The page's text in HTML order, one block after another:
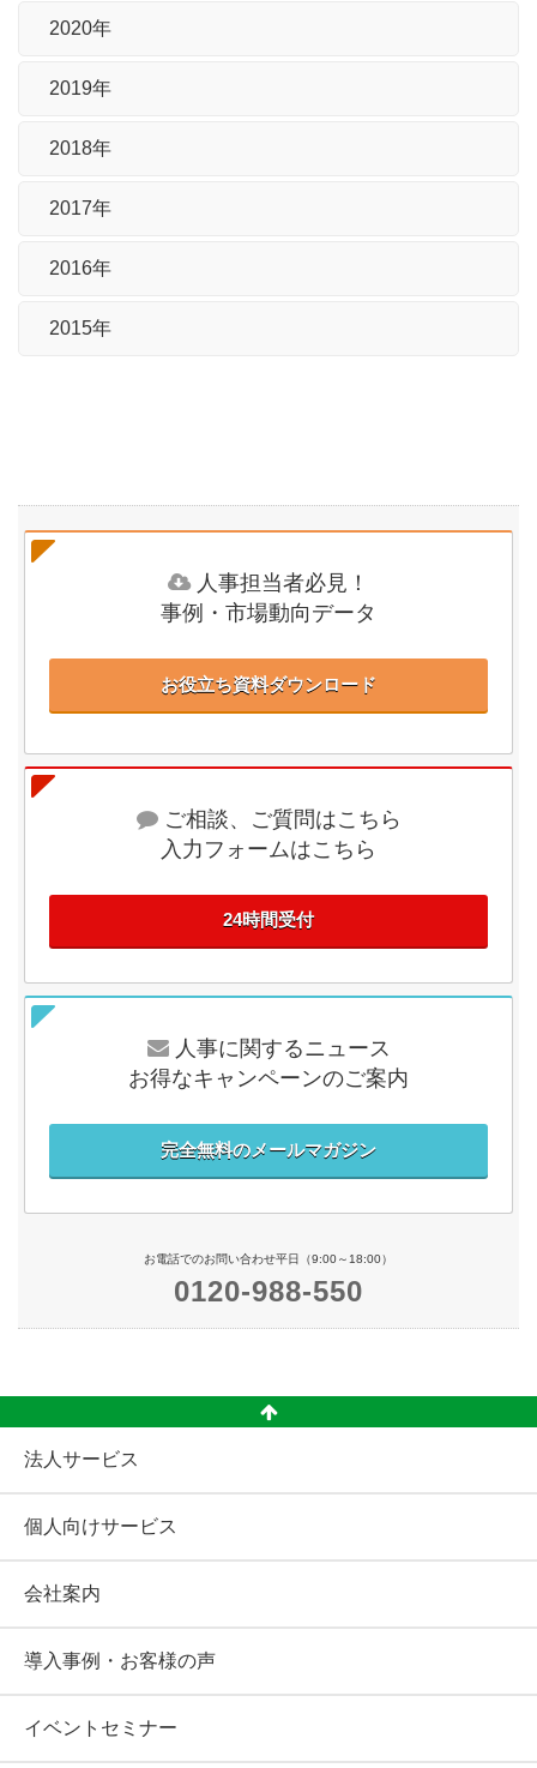
2020年
2019年
2018年
2017年
2016年
2015年
人事担当者必見！
事例・市場動向データ
お役立ち資料ダウンロード
ご相談、ご質問はこちら
入力フォームはこちら
24時間受付
人事に関するニュース
お得なキャンペーンのご案内
完全無料のメールマガジン
お電話でのお問い合わせ平日（9:00～18:00）
0120-988-550
法人サービス
個人向けサービス
会社案内
導入事例・お客様の声
イベントセミナー